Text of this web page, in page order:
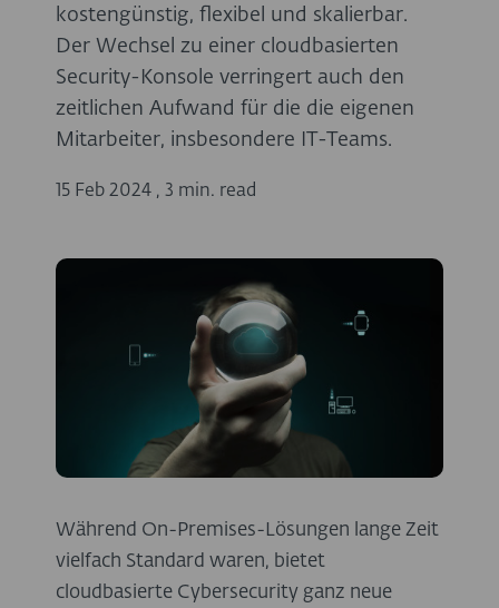
kostengünstig, flexibel und skalierbar.
Der Wechsel zu einer cloudbasierten
Security-Konsole verringert auch den
zeitlichen Aufwand für die die eigenen
Mitarbeiter, insbesondere IT-Teams.
15 Feb 2024 , 3 min. read
Während On-Premises-Lösungen lange Zeit
vielfach Standard waren, bietet
cloudbasierte Cybersecurity ganz neue